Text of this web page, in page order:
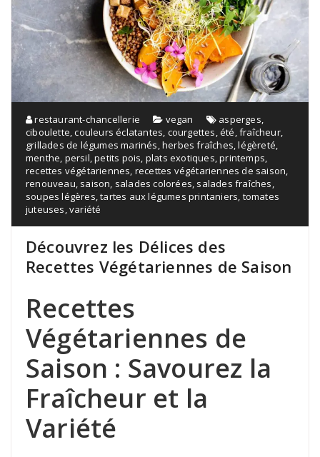
restaurant-chancellerie vegan asperges,
ciboulette,couleurs éclatantes, courgettes,été,fraîcheur,
grillades de légumes marinés,herbes fraîches,légèreté,
menthe, persil,petits pois, plats exotiques,printemps,
recettes végétariennes, recettes végétariennes de saison,
renouveau, saison, salades colorées, salades fraîches,
soupes légères,tartes aux légumes printaniers, tomates
juteuses,variété
Découvrez les Délices des
Recettes Végétariennes de Saison
Recettes
Végétariennes de
Saison : Savourez la
Fraîcheur et la
Variété